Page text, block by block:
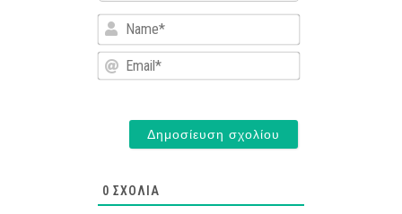
Name*
Email*
0 ΣΧΌΛΙΑ